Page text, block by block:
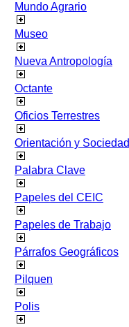
Mundo Agrario
Museo
Nueva Antropología
Octante
Oficios Terrestres
Orientación y Sociedad
Palabra Clave
Papeles del CEIC
Papeles de Trabajo
Párrafos Geográficos
Pilquen
Polis